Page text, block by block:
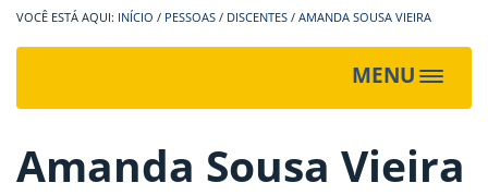
INÍCIO / PESSOAS / DISCENTES / AMANDA SOUSA VIEIRA
MENU
Toggle
Amanda Sousa Vieira